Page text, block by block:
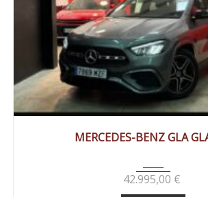
MERCEDES-BENZ GLA
42.995,00 €